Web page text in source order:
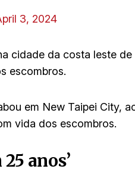
3, 2024
cidade da costa leste
escombros.
em New Taipei City,
vida dos escombros.
anos’